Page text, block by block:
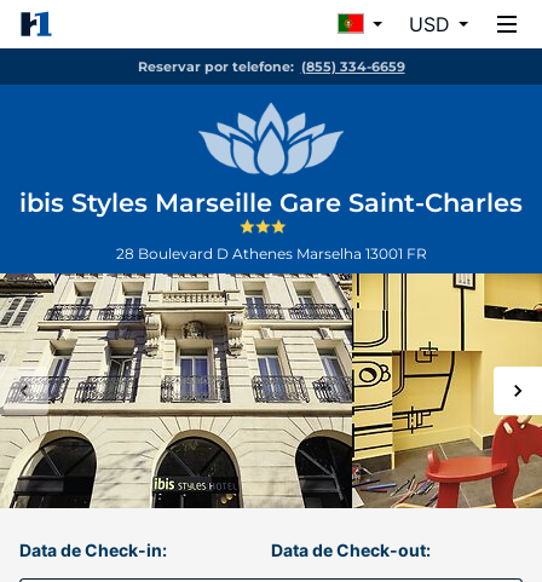
USD
Reservar por telefone: (855) 334-6659
ibis Styles Marseille Gare Saint-Charles
28 Boulevard D Athenes Marselha 13001 FR
Data de Check-in: Data de Check-out: